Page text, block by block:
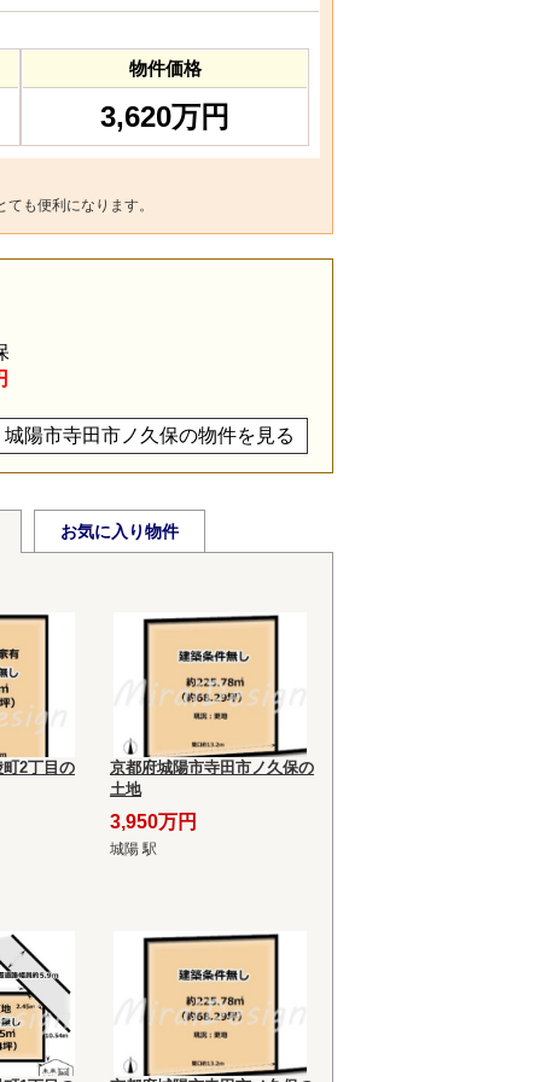
物件価格
3,620万円
も便利になります。
城陽市寺田市ノ久保の物件を見る
お気に入り物件
2丁目の
京都府城陽市寺田市ノ久保の
土地
3,950万円
城陽 駅